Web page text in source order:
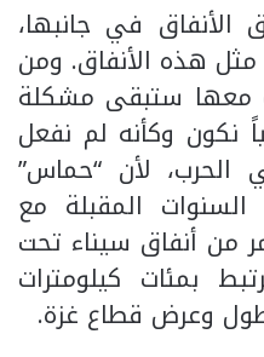
في جانبها،
مثل هذه الأنفاق. ومن
معها ستبقى مشكلة
نكون وكأنه لم نفعل
لأن “حماس”
المقبلة مع
من أنفاق سيناء تحت
بمئات كيلومترات
وعرض قطاع غزة.